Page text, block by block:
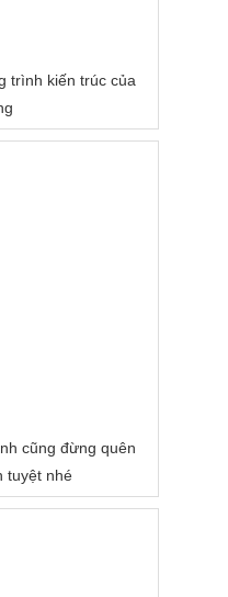
trình kiến trúc của
cũng đừng quên
tuyệt nhé